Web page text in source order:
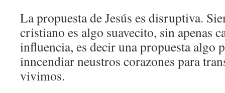
La propuesta de Jesús es disruptiva.
cristiano es algo suavecito, sin apenas
influencia, es decir una propuesta algo
inncendiar neustros corazones para
vivimos.